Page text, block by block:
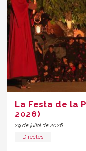
La Festa de la
2026)
29 de juliol de 2026
Directes